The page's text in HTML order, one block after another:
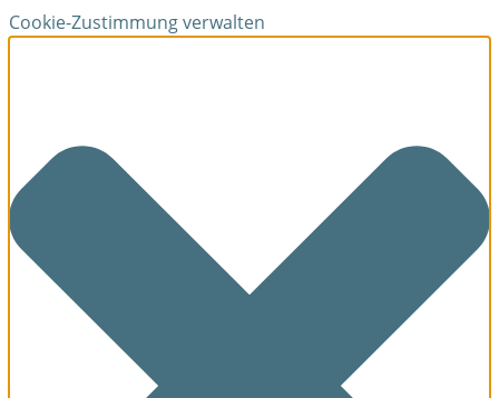
Cookie-Zustimmung verwalten